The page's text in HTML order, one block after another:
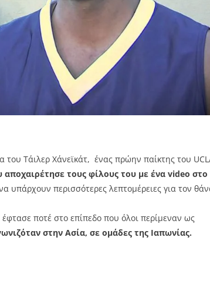
Τάιλερ Χάνεϊκάτ, ένας πρώην παίκτης του
αποχαιρέτησε τους φίλους του με ένα video στο
υπάρχουν περισσότερες λεπτομέρειες για τον
ποτέ στο επίπεδο που όλοι περίμεναν ως
στην Ασία, σε ομάδες της Ιαπωνίας.